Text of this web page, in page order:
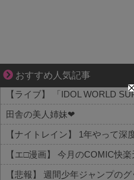
おすすめ人気記事
それは純愛か、それともストー
田舎の美人姉妹❤
【ナイトレイン】 1年やって深
【エ□漫画】 今月のCOMIC快